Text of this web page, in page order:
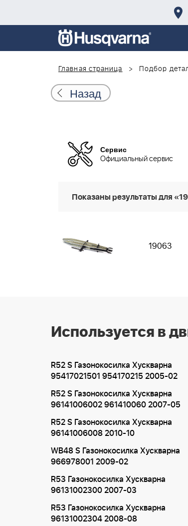
Главная страница
Подбор
Назад
Сервис
Официальный сервис
Показаны результаты для
19063
Используется в
R52 S Газонокосилка Хускварна
95417021501 954170215 2005-02
R52 S Газонокосилка Хускварна
96141006002 961410060 2007-05
R52 S Газонокосилка Хускварна
96141006008 2010-10
WB48 S Газонокосилка Хускварна
966978001 2009-02
R53 Газонокосилка Хускварна
96131002300 2007-03
R53 Газонокосилка Хускварна
96131002304 2008-08